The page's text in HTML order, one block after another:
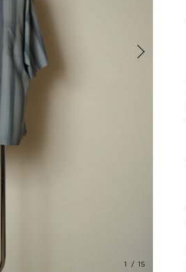
1 / 15